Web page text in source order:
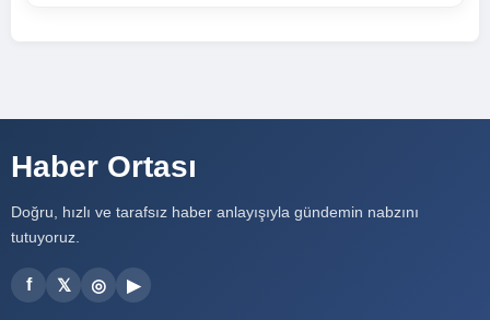
Haber Ortası
Doğru, hızlı ve tarafsız haber anlayışıyla gündemin nabzını
tutuyoruz.
f 𝕏 ◎ ▶